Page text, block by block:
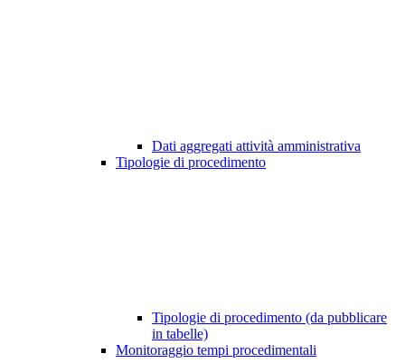
Dati aggregati attività amministrativa
Tipologie di procedimento
Tipologie di procedimento (da pubblicare
in tabelle)
Monitoraggio tempi procedimentali